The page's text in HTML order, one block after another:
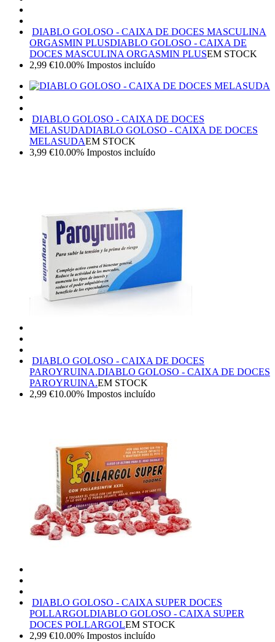
DIABLO GOLOSO - CAIXA DE DOCES MASCULINA
ORGASMIN PLUSDIABLO GOLOSO - CAIXA DE
DOCES MASCULINA ORGASMIN PLUSEM STOCK
2,99 €10.00% Impostos incluído
DIABLO GOLOSO - CAIXA DE DOCES
MELASUDADIABLO GOLOSO - CAIXA DE DOCES
MELASUDAEM STOCK
3,99 €10.00% Impostos incluído
DIABLO GOLOSO - CAIXA DE DOCES
PAROYRUINA.DIABLO GOLOSO - CAIXA DE DOCES
PAROYRUINA.EM STOCK
2,99 €10.00% Impostos incluído
DIABLO GOLOSO - CAIXA SUPER DOCES
POLLARGOLDIABLO GOLOSO - CAIXA SUPER
DOCES POLLARGOLEM STOCK
2,99 €10.00% Impostos incluído